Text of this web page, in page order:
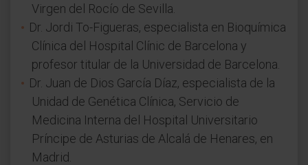
Virgen del Rocío de Sevilla.
Dr. Jordi To-Figueras, especialista en Bioquímica
Clínica del Hospital Clínic de Barcelona y
profesor titular de la Universidad de Barcelona.
Dr. Juan de Dios García Díaz, especialista de la
Unidad de Genética Clínica, Servicio de
Medicina Interna del Hospital Universitario
Príncipe de Asturias de Alcalá de Henares, en
Madrid.